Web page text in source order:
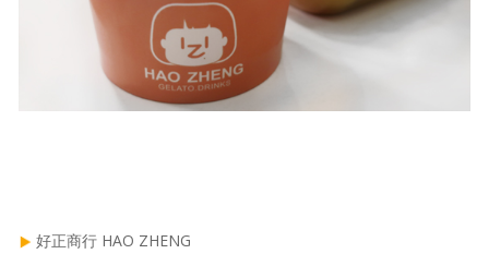
好正商行 HAO ZHENG